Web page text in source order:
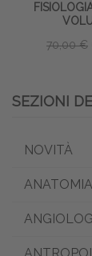
70,00 €
SEZIONI
NOVITÀ
ANATOMIA